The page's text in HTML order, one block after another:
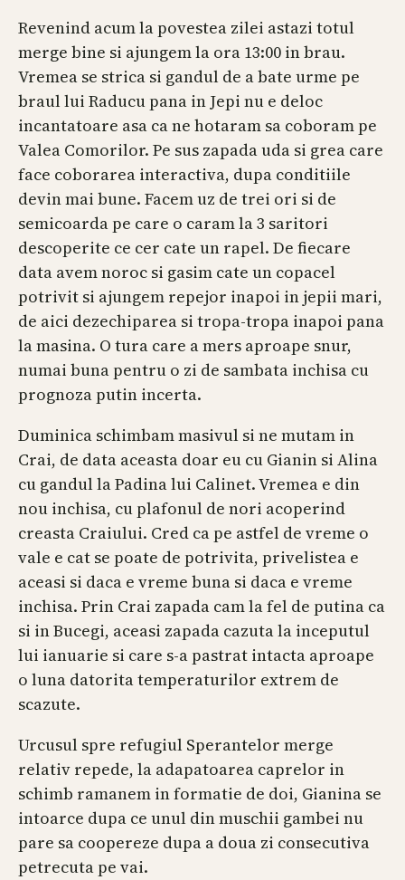
Revenind acum la povestea zilei astazi totul
merge bine si ajungem la ora 13:00 in brau.
Vremea se strica si gandul de a bate urme pe
braul lui Raducu pana in Jepi nu e deloc
incantatoare asa ca ne hotaram sa coboram pe
Valea Comorilor. Pe sus zapada uda si grea care
face coborarea interactiva, dupa conditiile
devin mai bune. Facem uz de trei ori si de
semicoarda pe care o caram la 3 saritori
descoperite ce cer cate un rapel. De fiecare
data avem noroc si gasim cate un copacel
potrivit si ajungem repejor inapoi in jepii mari,
de aici dezechiparea si tropa-tropa inapoi pana
la masina. O tura care a mers aproape snur,
numai buna pentru o zi de sambata inchisa cu
prognoza putin incerta.
Duminica schimbam masivul si ne mutam in
Crai, de data aceasta doar eu cu Gianin si Alina
cu gandul la Padina lui Calinet. Vremea e din
nou inchisa, cu plafonul de nori acoperind
creasta Craiului. Cred ca pe astfel de vreme o
vale e cat se poate de potrivita, privelistea e
aceasi si daca e vreme buna si daca e vreme
inchisa. Prin Crai zapada cam la fel de putina ca
si in Bucegi, aceasi zapada cazuta la inceputul
lui ianuarie si care s-a pastrat intacta aproape
o luna datorita temperaturilor extrem de
scazute.
Urcusul spre refugiul Sperantelor merge
relativ repede, la adapatoarea caprelor in
schimb ramanem in formatie de doi, Gianina se
intoarce dupa ce unul din muschii gambei nu
pare sa coopereze dupa a doua zi consecutiva
petrecuta pe vai.